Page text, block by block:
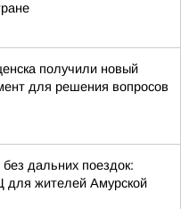
получили новый
для решения вопросов
дальних поездок:
жителей Амурской